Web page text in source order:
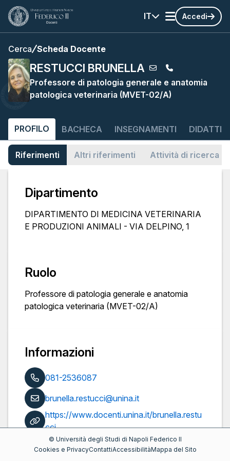
IT Accedi
Cerca Scheda Docente
RESTUCCI BRUNELLA
Professore di patologia generale e anatomia
patologica veterinaria (MVET-02/A)
PROFILO BACHECA INSEGNAMENTI
Riferimenti Altri riferimenti Attività di ricerca
Dipartimento
DIPARTIMENTO DI MEDICINA VETERINARIA
E PRODUZIONI ANIMALI - VIA DELPINO, 1
Ruolo
Professore di patologia generale e anatomia
patologica veterinaria (MVET-02/A)
Informazioni
081-2536087
brunella.restucci@unina.it
https://www.docenti.unina.it/brunella.restu
cci
Pubblicazioni
© Università degli Studi di Napoli Federico II
Cookies e PrivacyContattiAccessibilitàMappa del Sito